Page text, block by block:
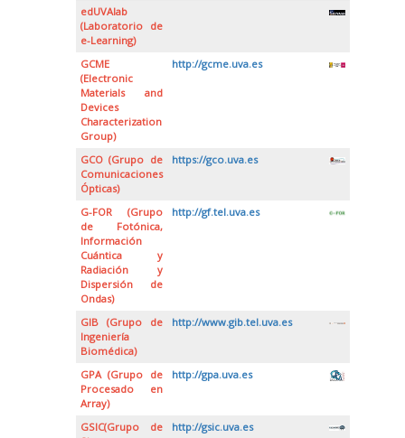
edUVAlab
(Laboratorio de
e-Learning)
GCME
(Electronic
Materials and
Devices
Characterization
Group)
http://gcme.uva.es
GCO (Grupo de
Comunicaciones
Ópticas)
https://gco.uva.es
G-FOR (Grupo
de Fotónica,
Información
Cuántica y
Radiación y
Dispersión de
Ondas)
http://gf.tel.uva.es
GIB (Grupo de
Ingeniería
Biomédica)
http://www.gib.tel.uva.es
GPA (Grupo de
Procesado en
Array)
http://gpa.uva.es
GSIC(Grupo de
http://gsic.uva.es